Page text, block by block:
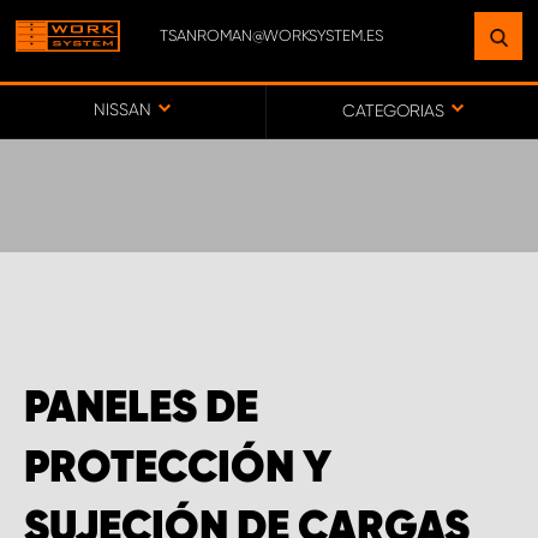
TSANROMAN@WORKSYSTEM.ES
NISSAN CATEGORIAS
PANELES DE
PROTECCIÓN Y
ENCUENTRE UNA INSTALACIÓN
CERCA DE USTED